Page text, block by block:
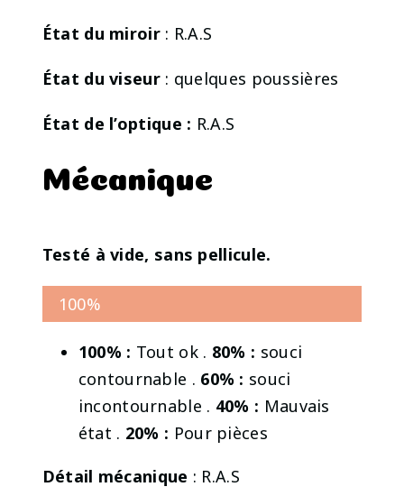
État du miroir: R.A.S
État du viseur: quelques poussières
État de l’optique : R.A.S
Mécanique
Testé à vide, sans pellicule.
100%
100% : Tout ok . 80% : souci
contournable . 60% : souci
incontournable . 40% : Mauvais
état . 20% : Pour pièces
Détail mécanique : R.A.S